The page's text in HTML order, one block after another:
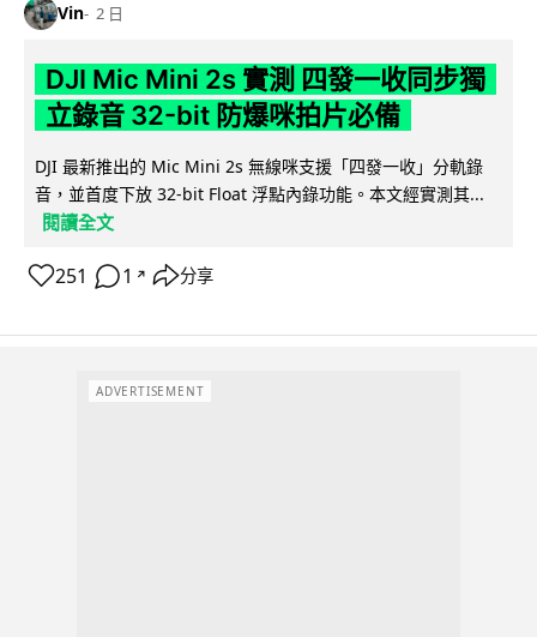
Vin 2 日
DJI Mic Mini 2s 實測 四發一收同步獨
立錄音 32-bit 防爆咪拍片必備
DJI 最新推出的 Mic Mini 2s 無線咪支援「四發一收」分軌錄
音，並首度下放 32-bit Float 浮點內錄功能。本文經實測其...
閱讀全文
251 1 ↗ 分享
ADVERTISEMENT